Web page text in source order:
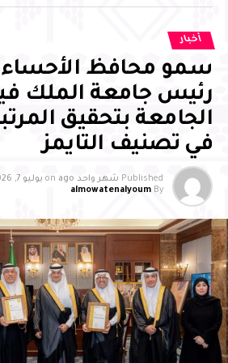
الإسهام بفاعلية في مسيرة التنمية،
وأشاد سمو محافظ الأحساء بالجهود
بصمات لرعاية وتنمية الأيتام
وبرامج نوعية أسهمت في تمكين الأيتام
واجتماعيًا، وتنمية قدراتهم، وتعزيز
محفزة للإبداع والتميز، مثمنًا دور
الحكومية في إنجاح البرنامج، مؤكدًا أن
القطاع غير الربحي والجهات الحكومية
أخبار
سمو محافظ
رئيس جامعة الملك
في تصنيف التايمز
Published شهر واحد ago on يوليو 7, 2026
By
almowatenalyoum